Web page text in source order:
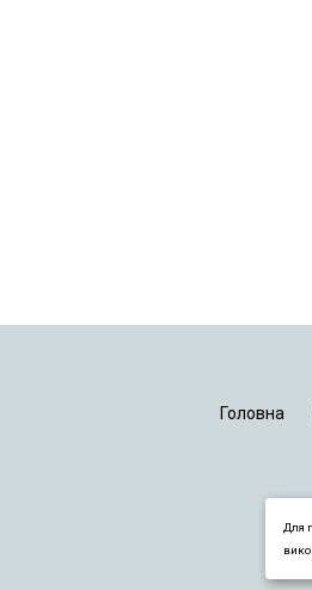
Головна
Для